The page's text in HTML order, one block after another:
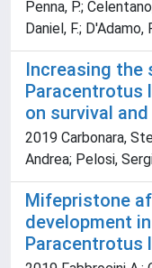
Penna, P.;
Daniel, F.;
Increasing
Paracentrotus
on survival
2019 Carbonara,
Andrea; Pelosi,
Mifepristone
development
Paracentrotus